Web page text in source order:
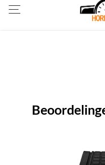
Wereldwijde verzending!
tevreden?